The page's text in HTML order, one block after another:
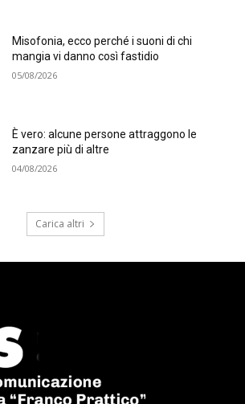
Misofonia, ecco perché i suoni di chi
mangia vi danno così fastidio
05/08/2026
È vero: alcune persone attraggono le
zanzare più di altre
04/08/2026
Carica altri